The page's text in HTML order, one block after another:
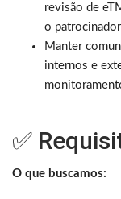
revisão de
o
Manter
internos e
✅
O que buscamos: